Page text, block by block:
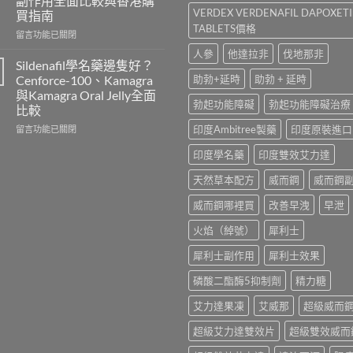
見
副
作
注
意
事
項
與
香
港
價
錢
｜
Viagra
一
粒
多
少
買指南
在
效
威
而
鋼
與
必
留言功能已關閉
Sildenafil學名藥邊隻好？
Cenforce-100、Kamagra
與Kamagra Oral Jelly全面
比較
在
留言功能已關閉
VERDEX VERDENAFIL
TABLETS價格
人參
他達拉非
伐地那非
助勃+延時
助勃 + 延時
勃起功能障礙
勃起功能障礙治療
印度Ambitree製藥
印度原裝進口
印度學名藥
印度雙效艾力達
天然草本配方
威而鋼
威而鋼
威而鋼哪裡買
改善早洩
早泄
火焰（綽號）
犀利士
犀利士副作用
犀利士效果
磷酸二酯酶5抑制劑
精力糖
艾力達果凍
艾威那
超級威而鋼
超級艾力達雙效片
超級雙效威而